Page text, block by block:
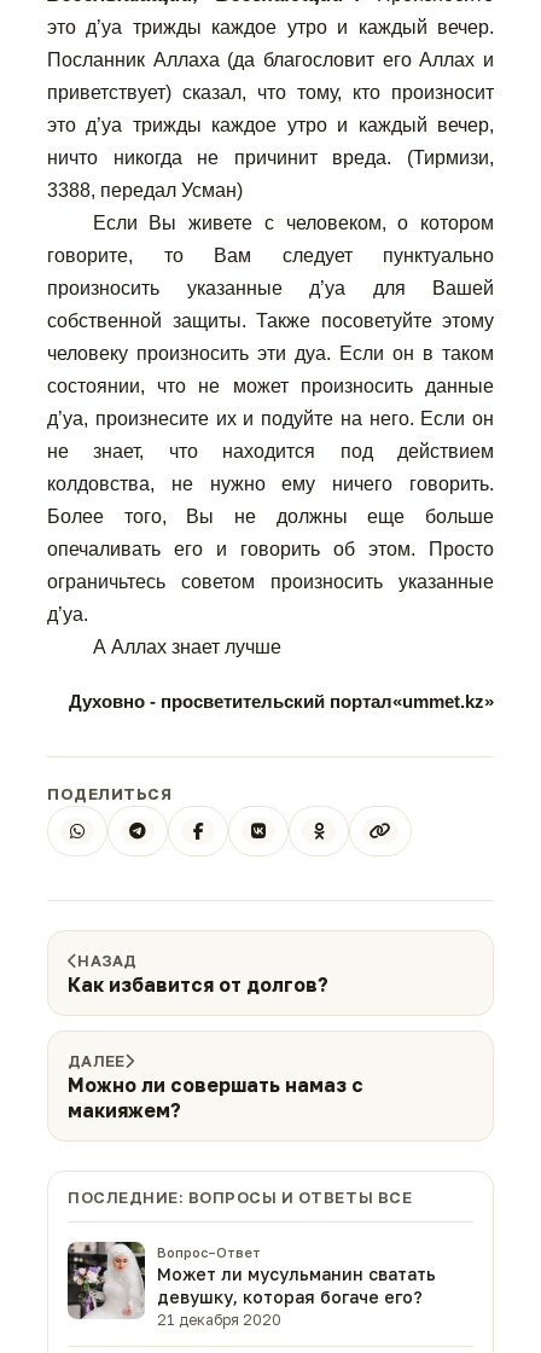
это д’уа трижды каждое утро и каждый вечер.
Посланник Аллаха (да благословит его Аллах и
приветствует) сказал, что тому, кто произносит
это д’уа трижды каждое утро и каждый вечер,
ничто никогда не причинит вреда. (Тирмизи,
3388, передал Усман)
Если Вы живете с человеком, о котором
говорите, то Вам следует пунктуально
произносить указанные д’уа для Вашей
собственной защиты. Также посоветуйте этому
человеку произносить эти дуа. Если он в таком
состоянии, что не может произносить данные
д’уа, произнесите их и подуйте на него. Если он
не знает, что находится под действием
колдовства, не нужно ему ничего говорить.
Более того, Вы не должны еще больше
опечаливать его и говорить об этом. Просто
ограничьтесь советом произносить указанные
д’уа.
А Аллах знает лучше
Духовно - просветительский портал«ummet.kz»
ПОДЕЛИТЬСЯ
НАЗАД
Как избавится от долгов?
ДАЛЕЕ
Можно ли совершать намаз с
макияжем?
ПОСЛЕДНИЕ: ВОПРОСЫ И ОТВЕТЫ ВСЕ
Вопрос–Ответ
Может ли мусульманин сватать
девушку, которая богаче его?
21 декабря 2020